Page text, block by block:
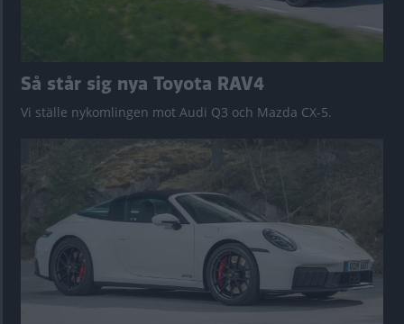
Så står sig nya Toyota RAV4
Vi ställe nykomlingen mot Audi Q3 och Mazda CX-5.